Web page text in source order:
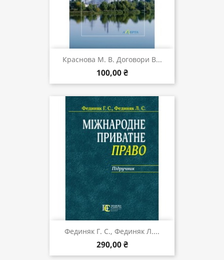
Краснова М. В. Договори В...
100,00 ₴
Фединяк Г. С., Фединяк Л....
290,00 ₴